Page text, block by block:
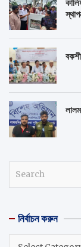
c
h
নির্বাচন করুন